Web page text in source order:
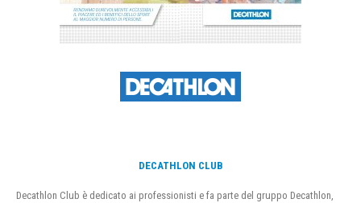
DECATHLON CLUB
Decathlon Club è dedicato ai professionisti e fa parte del gruppo Decathlon,